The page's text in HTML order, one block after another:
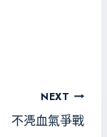
NEXT
不凴血氣爭戰